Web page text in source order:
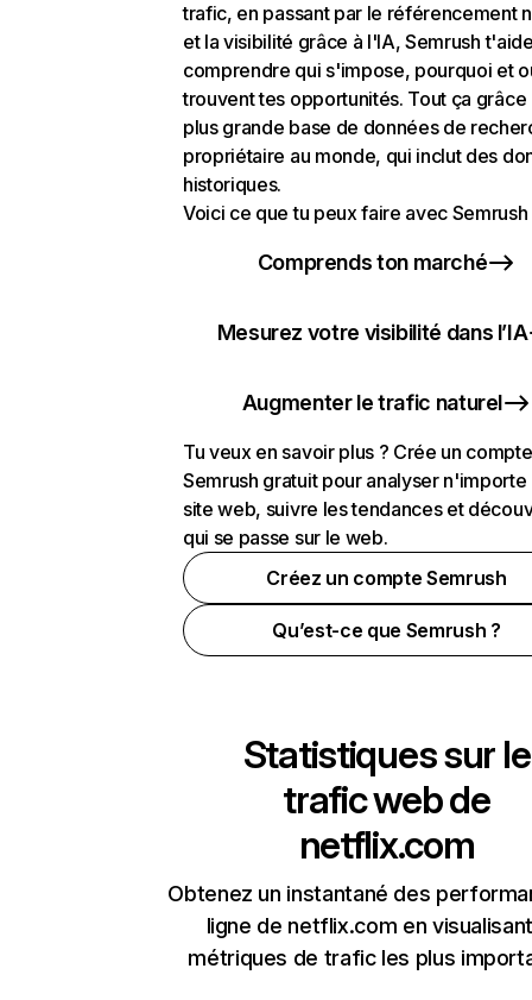
trafic, en passant par le référencement
et la visibilité grâce à l'IA, Semrush
comprendre qui s'impose, pourquoi et
trouvent tes opportunités. Tout ça grâce
plus grande base de données de
propriétaire au monde, qui inclut des
historiques.
Voici ce que tu peux faire avec Semrush
Comprends ton marché
Mesurez votre visibilité dans l’IA
Augmenter le trafic naturel
Tu veux en savoir plus ? Crée un compte
Semrush gratuit pour analyser n'importe
site web, suivre les tendances et
qui se passe sur le web.
Créez un compte Semrush
Qu’est-ce que Semrush ?
Statistiques sur le
trafic web de
netflix.com
Obtenez un instantané des
ligne de netflix.com en
métriques de trafic les plus